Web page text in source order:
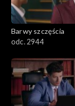
Barwy szczęścia
odc. 2944